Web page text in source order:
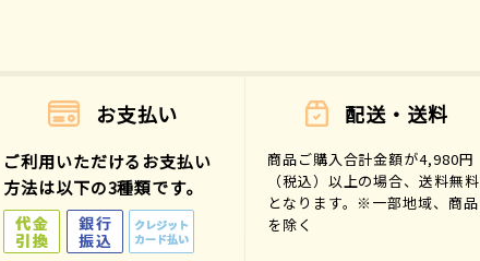
お支払い
ご利用いただけるお支払い
方法は以下の3種類です。
配送・送料
商品ご購入合計金額が4,980円
（税込）以上の場合、送料無料
となります。※一部地域、商品
を除く